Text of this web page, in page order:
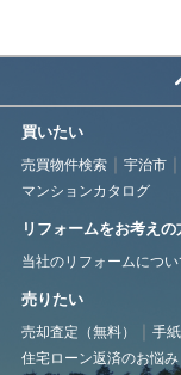
買いたい
売買物件検索 宇治市
マンションカタログ
リフォームをお考えの
当社のリフォームについ
売りたい
売却査定（無料） 手
住宅ローン返済のお悩み